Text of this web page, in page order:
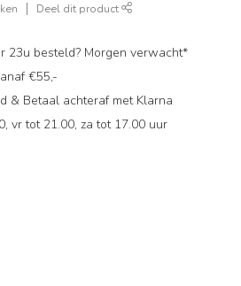
Deel dit product
23u besteld? Morgen verwacht*
€55,-
& Betaal achteraf met Klarna
vr tot 21.00, za tot 17.00 uur